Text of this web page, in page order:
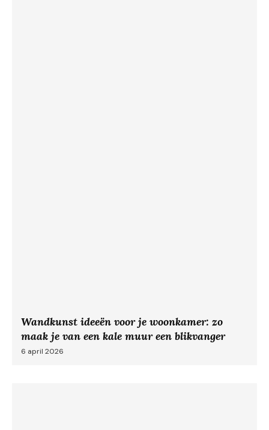
Wandkunst ideeën voor je woonkamer: zo
maak je van een kale muur een blikvanger
6 april 2026